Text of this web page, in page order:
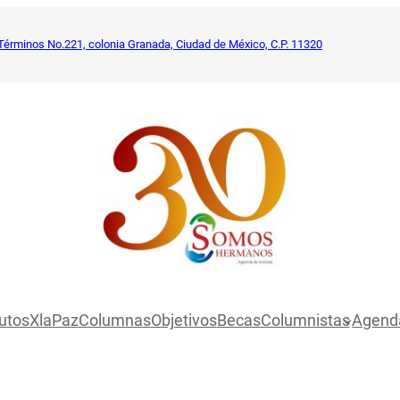
No.221, colonia Granada, Ciudad de México, C.P. 11320
ColumnasObjetivosBecasColumnistas